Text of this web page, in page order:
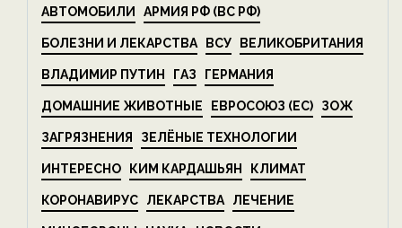
АВТОМОБИЛИ АРМИЯ РФ (ВС РФ)
БОЛЕЗНИ И ЛЕКАРСТВА ВСУ ВЕЛИКОБРИТАНИЯ
ВЛАДИМИР ПУТИН ГАЗ ГЕРМАНИЯ
ДОМАШНИЕ ЖИВОТНЫЕ ЕВРОСОЮЗ (ЕС) ЗОЖ
ЗАГРЯЗНЕНИЯ ЗЕЛЁНЫЕ ТЕХНОЛОГИИ
ИНТЕРЕСНО КИМ КАРДАШЬЯН КЛИМАТ
КОРОНАВИРУС ЛЕКАРСТВА ЛЕЧЕНИЕ